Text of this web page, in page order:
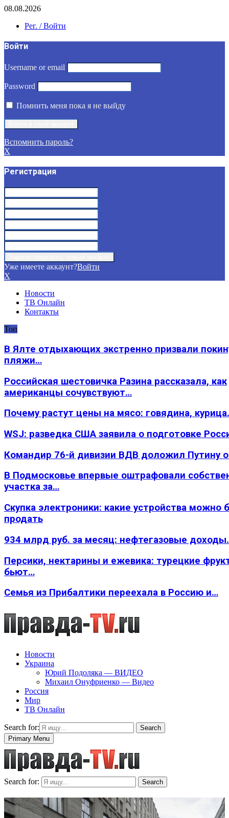
08.08.2026
Рег. / Войти
Войти
Username or email
Password
Помнить меня пока я не выйду
Вспомнить пароль?
X
Регистрация
Уже имеете аккаунт?Войти
X
Новости
ТВ Онлайн
Контакты
Топ
В Ялте отдыхающих экстренно призвали
пляжи…
Российская шестовичка Разина рассказала, как
американцы сочувствуют…
Почему растут цены на мясо: говядина,
WSJ: разведка США заявила о подготовке
Командир 76-й дивизии ВДВ доложил Путину
В Подмосковье впервые оштрафовали
участка за…
Скупка электроники: какие устройства можно
продать
934 млрд руб. за месяц: нефтегазовые
Персики, нектарины и ежевика: турецкие
бьют…
Семья из Прибалтики переехала в Россию и…
Новости
Украина
Юрий Подоляка — ВИДЕО
Михаил Онуфриенко — Видео
Россия
Мир
ТВ Онлайн
Search for:
Search
Primary Menu
Search for: Search